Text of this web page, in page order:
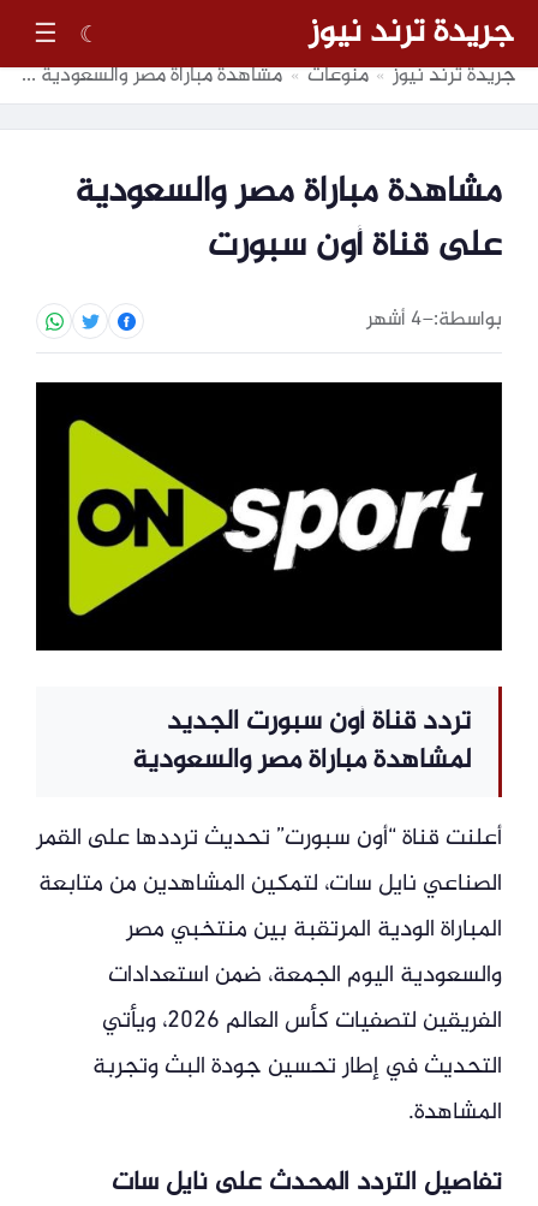
جريدة ترند نيوز ☾
☰
جريدة ترند نيوز » منوعات » مشاهدة مباراة مصر والسعودية على قناة أون سبورت
مشاهدة مباراة مصر والسعودية
على قناة أون سبورت
بواسطة:–4 أشهر
تردد قناة أون سبورت الجديد
لمشاهدة مباراة مصر والسعودية
أعلنت قناة “أون سبورت” تحديث ترددها على القمر
الصناعي نايل سات، لتمكين المشاهدين من متابعة
المباراة الودية المرتقبة بين منتخبي مصر
والسعودية اليوم الجمعة، ضمن استعدادات
الفريقين لتصفيات كأس العالم 2026، ويأتي
التحديث في إطار تحسين جودة البث وتجربة
المشاهدة.
تفاصيل التردد المحدث على نايل سات